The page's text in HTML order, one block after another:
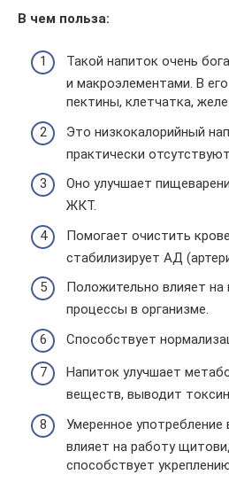
В чем польза:
Такой напиток очень
и макроэлементами. В
пектины, клетчатка,
Это низкокалорийный
практически
Оно улучшает
ЖКТ.
Помогает очистить
стабилизирует АД
Положительно влияет на
процессы в организме.
Способствует
Напиток улучшает
веществ, выводит
Умеренное употребление
влияет на работу
способствует